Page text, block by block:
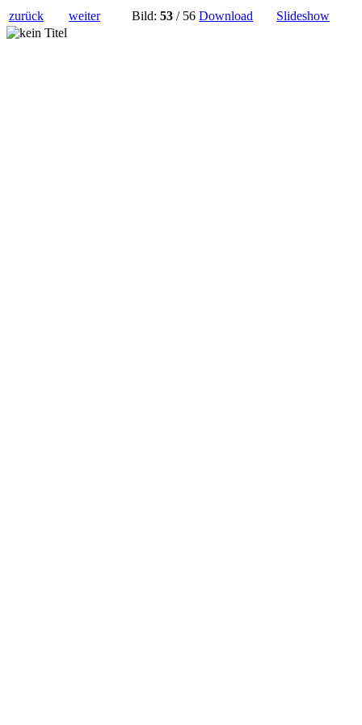
zurück weiter Bild: 53 / 56 Download Slideshow